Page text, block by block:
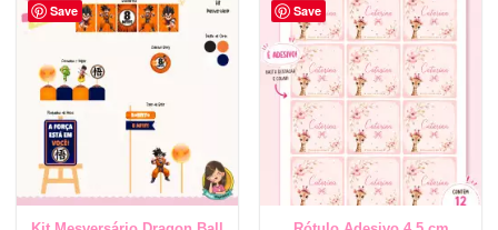
Save Save